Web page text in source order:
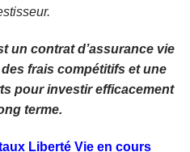
un contrat d’assurance vie
frais compétitifs et une
pour investir efficacement
terme.
Liberté Vie en cours